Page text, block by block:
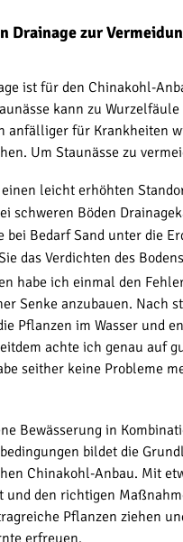
Drainage zur
ist für den Chinakohl-
kann zu
anfälliger für Krankheiten
Um Staunässe zu
einen leicht erhöhten
schweren Böden
bei Bedarf Sand unter die
das Verdichten des Bodens
habe ich einmal den
Senke anzubauen. Nach
Pflanzen im Wasser und
achte ich genau auf
seither keine Probleme
Bewässerung in
bildet die
Chinakohl-Anbau. Mit
und den richtigen
Pflanzen ziehen
erfreuen.